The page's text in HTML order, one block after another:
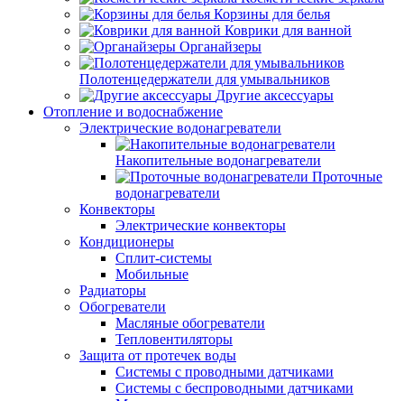
Корзины для белья
Коврики для ванной
Органайзеры
Полотенцедержатели для умывальников
Другие аксессуары
Отопление и водоснабжение
Электрические водонагреватели
Накопительные водонагреватели
Проточные
водонагреватели
Конвекторы
Электрические конвекторы
Кондиционеры
Сплит-системы
Мобильные
Радиаторы
Обогреватели
Масляные обогреватели
Тепловентиляторы
Защита от протечек воды
Системы с проводными датчиками
Системы с беспроводными датчиками